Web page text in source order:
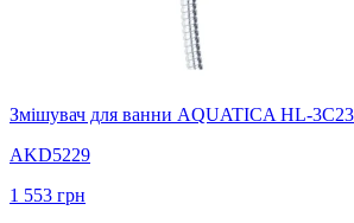
Змішувач для ванни AQUATICA HL-
AKD5229
1 553 грн